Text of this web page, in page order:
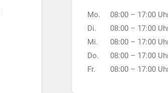
Mo.
08:00 – 17:00
Di.
08:00 – 17:00
Mi.
08:00 – 17:00
Do.
08:00 – 17:00
Fr.
08:00 – 17:00